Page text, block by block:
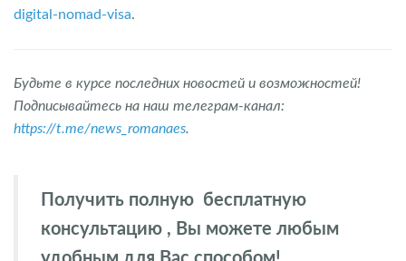
digital-nomad-visa.
Будьте в курсе последних новостей и возможностей!
Подписывайтесь на наш телеграм-канал:
https://t.me/news_romanaes.
Получить полную бесплатную
консультацию , Вы можете любым